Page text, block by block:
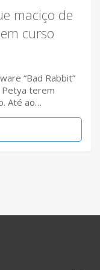
maciço de
curso
“Bad Rabbit”
Petya terem
Até ao…